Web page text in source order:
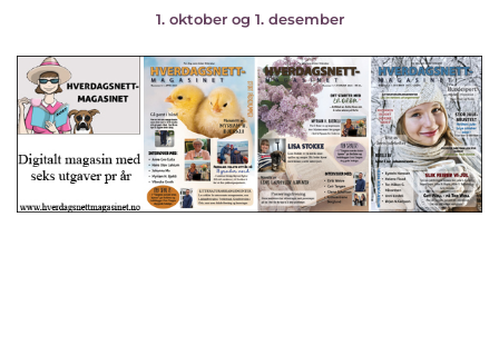
1. oktober og 1. desember